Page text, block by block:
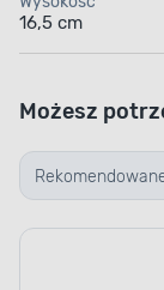
16,5 cm
Możesz